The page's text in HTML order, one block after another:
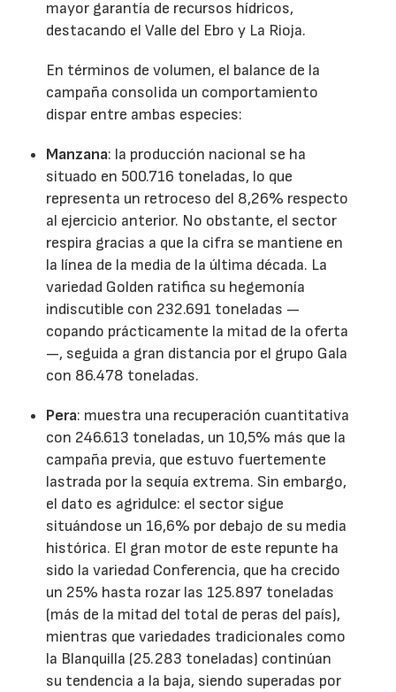
mayor garantía de recursos hídricos,
destacando el Valle del Ebro y La Rioja.
En términos de volumen, el balance de la
campaña consolida un comportamiento
dispar entre ambas especies:
Manzana: la producción nacional se ha
situado en 500.716 toneladas, lo que
representa un retroceso del 8,26% respecto
al ejercicio anterior. No obstante, el sector
respira gracias a que la cifra se mantiene en
la línea de la media de la última década. La
variedad Golden ratifica su hegemonía
indiscutible con 232.691 toneladas —
copando prácticamente la mitad de la oferta
—, seguida a gran distancia por el grupo Gala
con 86.478 toneladas.
Pera: muestra una recuperación cuantitativa
con 246.613 toneladas, un 10,5% más que la
campaña previa, que estuvo fuertemente
lastrada por la sequía extrema. Sin embargo,
el dato es agridulce: el sector sigue
situándose un 16,6% por debajo de su media
histórica. El gran motor de este repunte ha
sido la variedad Conferencia, que ha crecido
un 25% hasta rozar las 125.897 toneladas
(más de la mitad del total de peras del país),
mientras que variedades tradicionales como
la Blanquilla (25.283 toneladas) continúan
su tendencia a la baja, siendo superadas por